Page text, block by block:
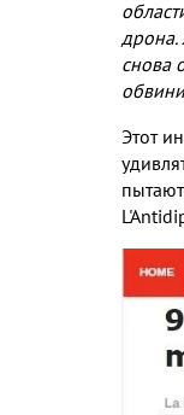
дрона.
снова
Этот